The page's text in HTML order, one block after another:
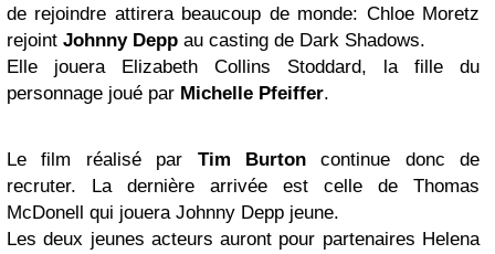
de rejoindre attirera beaucoup de monde: Chloe Moretz
rejoint Johnny Depp au casting de Dark Shadows.
Elle jouera Elizabeth Collins Stoddard, la fille du
personnage joué par Michelle Pfeiffer.
Le film réalisé par Tim Burtoncontinue donc de
recruter. La dernière arrivée est celle de Thomas
McDonell qui jouera Johnny Depp jeune.
Les deux jeunes acteurs auront pour partenaires Helena